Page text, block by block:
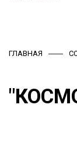
ГЛАВНАЯ